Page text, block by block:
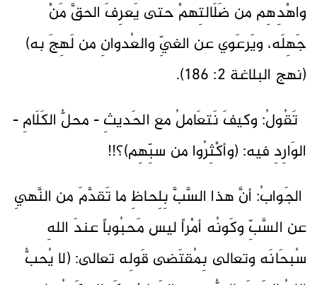
واهْدِهِم من ضَلَالتِهمْ حتى يَعرِفَ الحقَّ مَنْ
جَهِلَه، ويَرعَوي عن الغيِّ والعُدوانِ من لَهِجَ به)
(نهج البلاغة 2: 186).
تَقُولُ: وكيفَ نَتعَاملُ مع الحَديثِ - محلُّ الكَلَامِ -
الوَارِدِ فيه: (وأكْثِرُوا من سبِّهِم)؟!!
الجَوابُ: أنَّ هذا السَّبَّ بِلِحاظِ ما تَقدَّمَ من النَّهيِ
عن السَّبِّ وكَونُه أمْراً ليس مَحبُوباً عندَ اللهِ
سُبحَانَه وتعالى بِمُقتَضى قَولِه تعالى: (لا يُحبُّ